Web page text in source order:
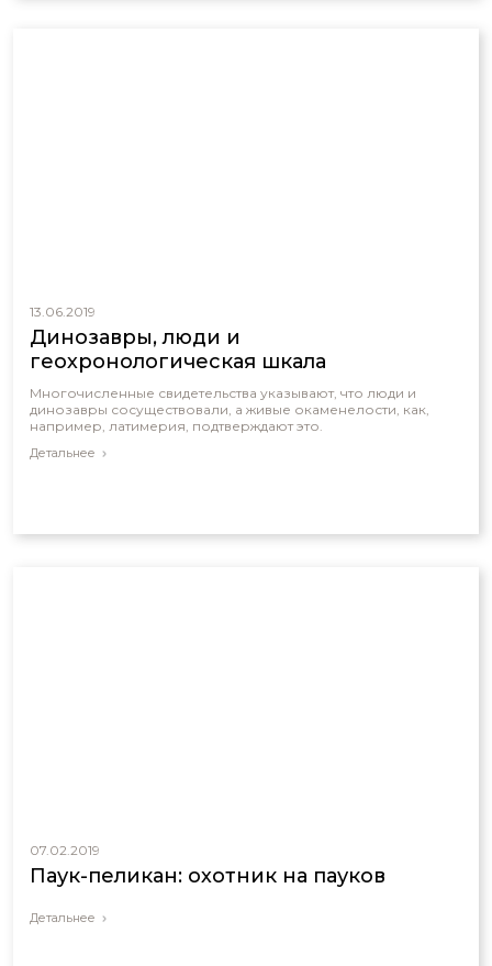
13.06.2019
Динозавры, люди и
геохронологическая шкала
Многочисленные свидетельства указывают, что люди и
динозавры сосуществовали, а живые окаменелости, как,
например, латимерия, подтверждают это.
Детальнее
07.02.2019
Паук-пеликан: охотник на пауков
Детальнее